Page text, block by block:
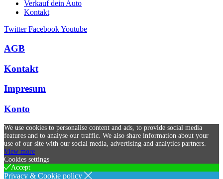
Verkauf dein Auto
Kontakt
Twitter FacebookYoutube
AGB
Kontakt
Impresum
Konto
We use cookies to personalise content and ads, to provide social media
features and to analyse our traffic. We also share information about your
use of our site with our social media, advertising and analytics partners.
View more
Cookies settings
Accept
Privacy & Cookie policy